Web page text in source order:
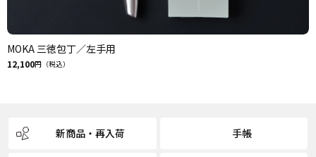
MOKA 三徳包丁／左手用
12,100円（税込）
新商品・再入荷 手帳